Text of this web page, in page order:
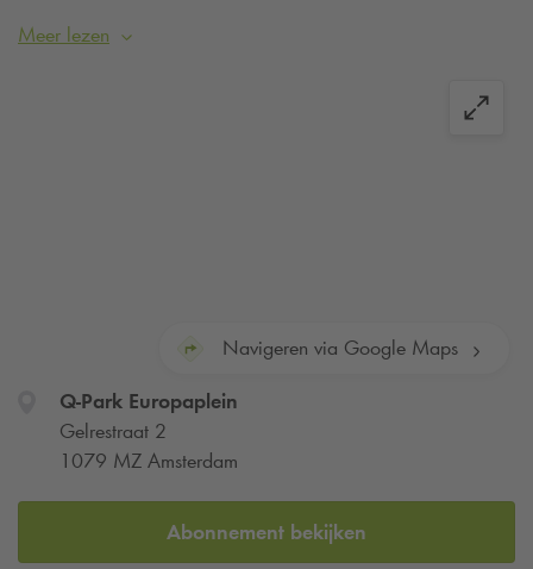
niet.
Meer lezen
Navigeren via Google Maps
Q-ParkEuropaplein
Gelrestraat 2
1079 MZ Amsterdam
Abonnement bekijken